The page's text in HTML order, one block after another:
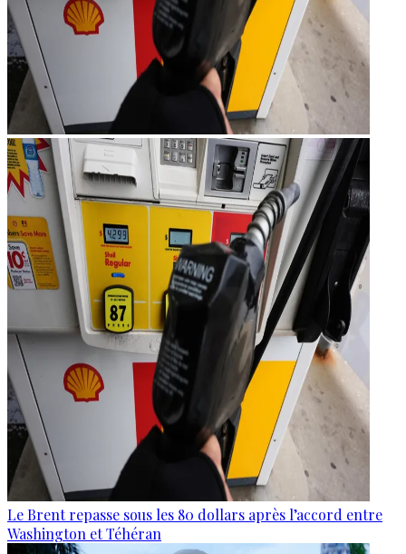
Le Brent repasse sous les 80 dollars après l’accord entre
Washington et Téhéran